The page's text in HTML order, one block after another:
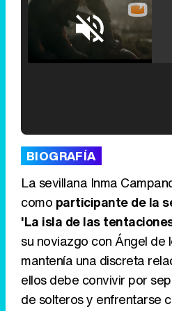
Unmute
Loaded:
25.30%
BIOGRAFÍA
La sevillana Inma
como participante de la
'La isla de las
su noviazgo con Ángel de
mantenía una discreta
ellos debe convivir por
de solteros y enfrentarse